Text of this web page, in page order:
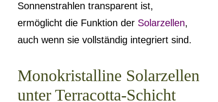
Sonnenstrahlen transparent ist,
ermöglicht die Funktion der Solarzellen,
auch wenn sie vollständig integriert sind.
Monokristalline Solarzellen
unter Terracotta-Schicht